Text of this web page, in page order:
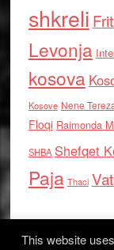
shkreli
Levonja
kosova
Kosove Nene
Floqi Raimonda
SHBA Shefqet
Paja Thaci
This website